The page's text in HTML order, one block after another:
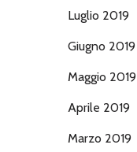
Luglio 2019
Giugno 2019
Maggio 2019
Aprile 2019
Marzo 2019